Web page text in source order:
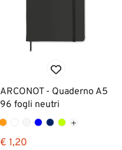
ARCONOT - Quaderno A5
96 fogli neutri
€ 1,20